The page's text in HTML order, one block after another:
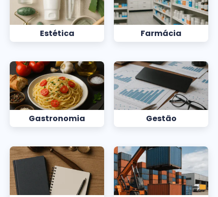
Estética Farmácia
Gastronomia Gestão